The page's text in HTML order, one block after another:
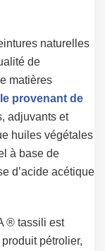
naturelles
de
matières
provenant de
adjuvants et
huiles végétales
à base de
d’acide acétique
® tassili est
pétrolier,